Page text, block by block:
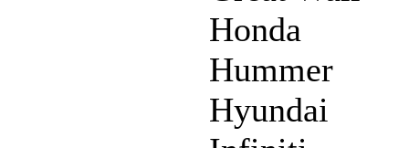
Honda
Hummer
Hyundai